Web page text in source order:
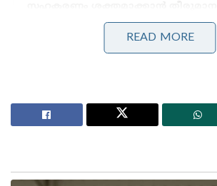
ടിസിഎസിലെ വനിതാ ജീവനക്കാരോട്
എഫ്‌ഐആറിൽ പറയുന്നു. ലൈംഗിക
മതപരിവർത്തനത്തിനും ഇവർ
നാസിക് പോലീസിൻ്റെ പ്രത്യേക
READ MORE